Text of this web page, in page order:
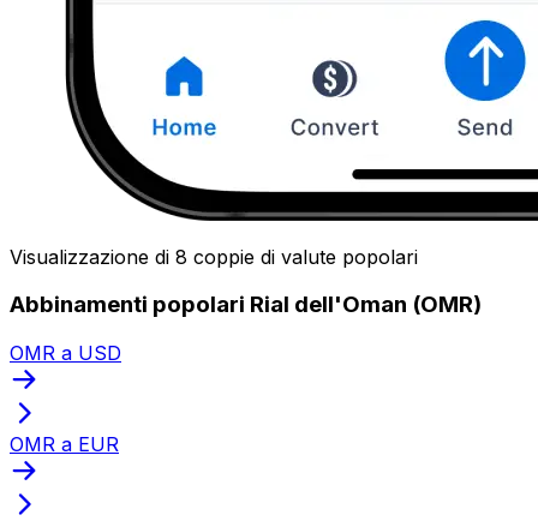
Visualizzazione di 8 coppie di valute popolari
Abbinamenti popolari Rial dell'Oman (OMR)
OMR a USD
OMR a EUR